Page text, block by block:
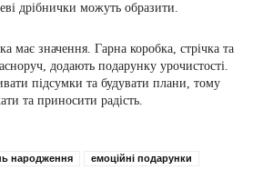
дрібнички можуть образити.
має значення. Гарна коробка, стрічка та
додають подарунку урочистості.
підсумки та будувати плани, тому
та приносити радість.
народження емоційні подарунки